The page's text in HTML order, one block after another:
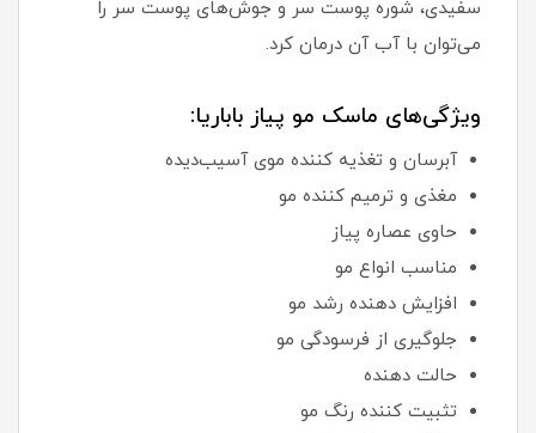
سفیدی، شوره پوست سر و جوش‌های پوست سر را
می‌توان با آب آن درمان کرد.
ویژگی‌های ماسک مو پیاز باباریا:
آبرسان و تغذیه کننده موی آسیب‌دیده
مغذی و ترمیم کننده مو
حاوی عصاره پیاز
مناسب انواع مو
افزایش دهنده رشد مو
جلوگیری از فرسودگی مو
حالت دهنده
تثبیت کننده رنگ مو